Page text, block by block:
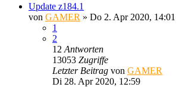
Update z184.1
von GAMER » Do 2. Apr 2020, 14:01
1
2
12 Antworten
13053 Zugriffe
Letzter Beitrag von GAMER
Di 28. Apr 2020, 12:59